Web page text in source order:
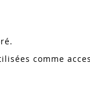
comme